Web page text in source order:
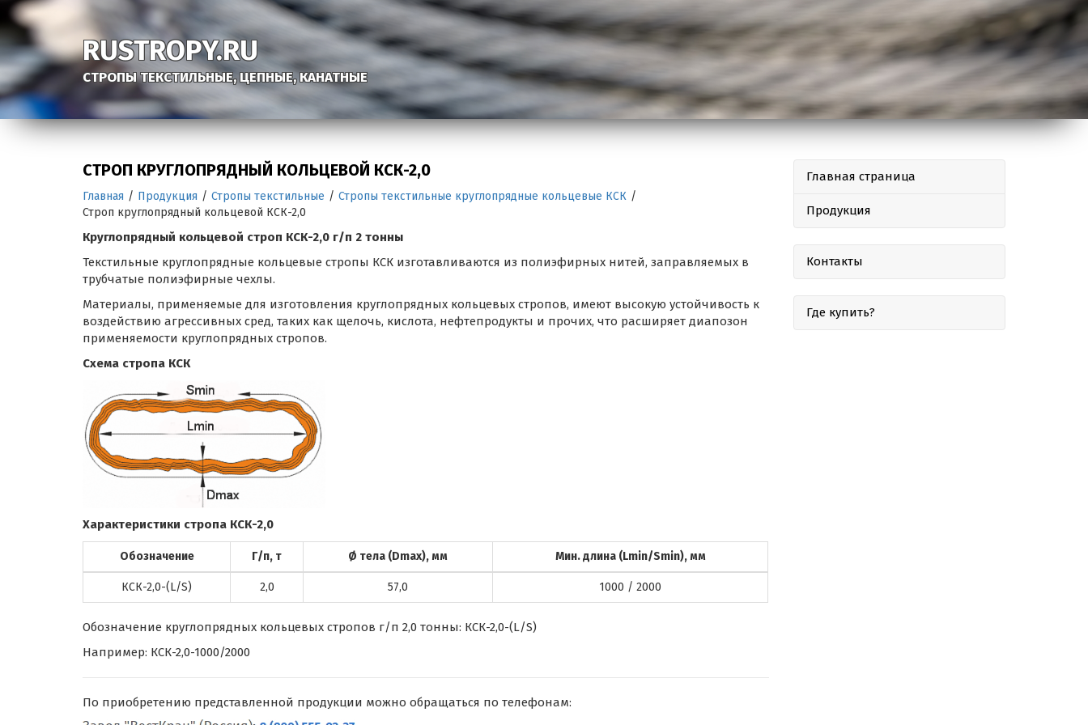
RUSTROPY.RU
СТРОПЫ ТЕКСТИЛЬНЫЕ, ЦЕПНЫЕ, КАНАТНЫЕ
СТРОП КРУГЛОПРЯДНЫЙ КОЛЬЦЕВОЙ КСК-2,0
Главная / Продукция / Стропы текстильные / Стропы текстильные круглопрядные кольцевые КСК /
Строп круглопрядный кольцевой КСК-2,0
Круглопрядный кольцевой строп КСК-2,0 г/п 2 тонны
Текстильные круглопрядные кольцевые стропы КСК изготавливаются из полиэфирных нитей, заправляемых в
трубчатые полиэфирные чехлы.
Материалы, применяемые для изготовления круглопрядных кольцевых стропов, имеют высокую устойчивость к
воздействию агрессивных сред, таких как щелочь, кислота, нефтепродукты и прочих, что расширяет диапозон
применяемости круглопрядных стропов.
Схема стропа КСК
Характеристики стропа КСК-2,0
Обозначение Г/п, т Ø тела (Dmax), мм Мин. длина (Lmin/Smin), мм
КСК-2,0-(L/S) 2,0 57,0 1000 / 2000
Обозначение круглопрядных кольцевых стропов г/п 2,0 тонны: КСК-2,0-(L/S)
Например: КСК-2,0-1000/2000
По приобретению представленной продукции можно обращаться по телефонам:
Главная страница
Продукция
Контакты
Где купить?